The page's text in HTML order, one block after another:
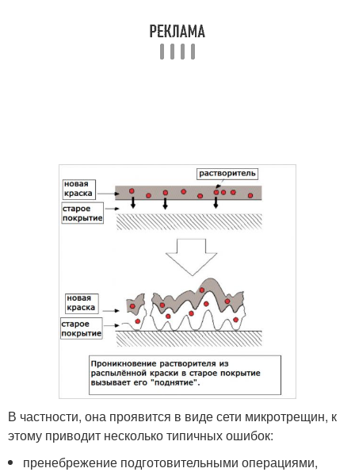
В частности, она проявится в виде сети микротрещин, к
этому приводит несколько типичных ошибок:
пренебрежение подготовительными операциями,